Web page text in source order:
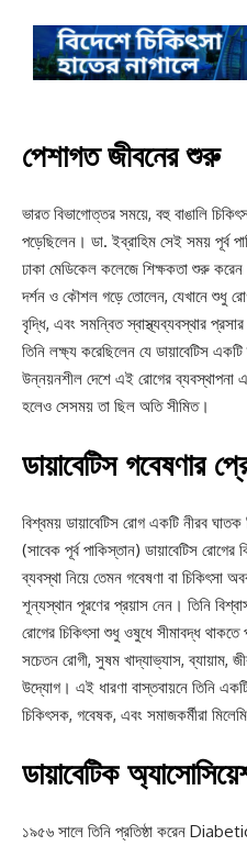
পেশাগত জীবনের শুরু
ভারত বিভাগোত্তর সময়ে, বহু বাঙালি
পড়েছিলেন। ডা. ইব্রাহিম সেই সময় পূর্ব
ঢাকা মেডিকেল কলেজে শিক্ষকতা শুরু করেন।
দর্শন ও কৌশল গড়ে তোলেন, যেখানে শুধু
বৃদ্ধি, এবং সমন্বিত স্বাস্থ্যব্যবস্থার
তিনি লক্ষ্য করেছিলেন যে ডায়াবেটিস
উন্নয়নশীল দেশে এই রোগের ব্যবস্থাপনা
হলেও সেসময় তা ছিল অতি সীমিত।
ডায়াবেটিস গবেষণার
বিশ্বময় ডায়াবেটিস রোগ একটি নীরব ঘাতক
(সাবেক পূর্ব পাকিস্তান) ডায়াবেটিস
ব্যবস্থা নিয়ে তেমন গবেষণা বা চিকিৎসা
শূন্যস্থান পূরণের প্রয়াস নেন। তিনি
রোগের চিকিৎসা শুধু ওষুধে সীমাবদ্ধ থাকতে
সচেতন রোগী, সুষম খাদ্যাভ্যাস, ব্যায়াম,
উদ্যোগ। এই ধারণা বাস্তবায়নে তিনি
চিকিৎসক, গবেষক, এবং সমাজকর্মীরা
ডায়াবেটিক
১৯৫৬ সালে তিনি প্রতিষ্ঠা করেন